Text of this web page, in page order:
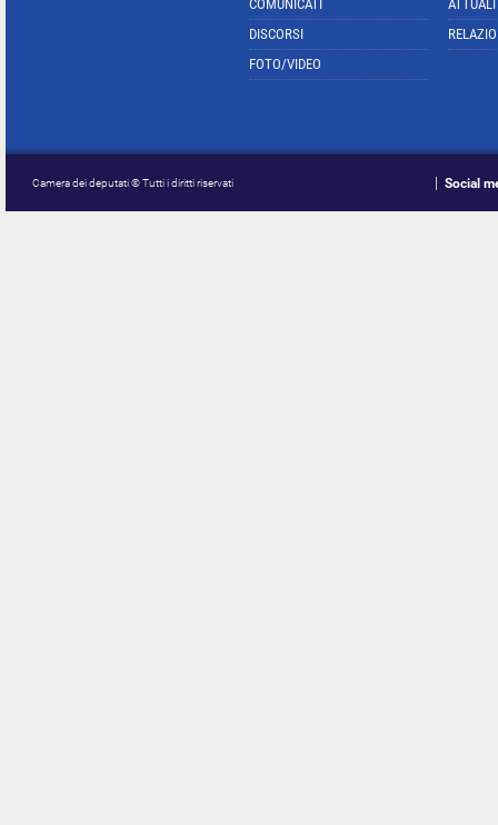
COMUNICATI
DISCORSI
FOTO/VIDEO
Camera dei deputati © Tutti i diritti riservati Social